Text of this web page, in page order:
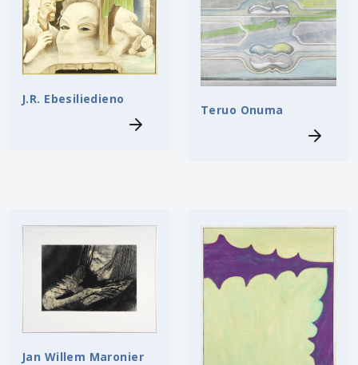
J.R. Ebesiliedieno
Teruo Onuma
Jan Willem Maronier